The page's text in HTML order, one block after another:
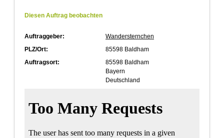
Diesen Auftrag beobachten
Auftraggeber:
Wandersternchen
PLZ/Ort:
85598 Baldham
Auftragsort:
85598 Baldham
Bayern
Deutschland